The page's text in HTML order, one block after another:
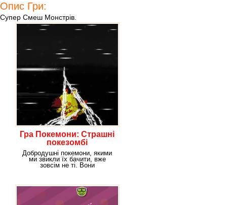
Опис Гри:
Супер Смеш Монстрів.
Гра Покемони: Страшні
покезомбі
Добродушні покемони, якими
ми звикли їх бачити, вже
зовсім не ті. Вони